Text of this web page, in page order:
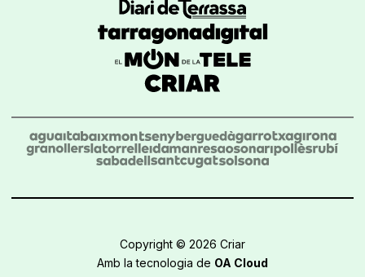
Copyright © 2026 Criar
Amb la tecnologia de OA Cloud